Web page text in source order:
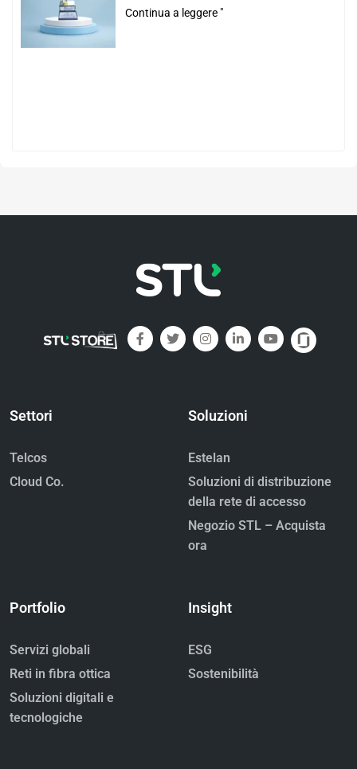
Continua a leggere "
Settori
Telcos
Cloud Co.
Soluzioni
Estelan
Soluzioni di distribuzione
della rete di accesso
Negozio STL – Acquista
ora
Portfolio
Servizi globali
Reti in fibra ottica
Soluzioni digitali e
tecnologiche
Insight
ESG
Sostenibilità